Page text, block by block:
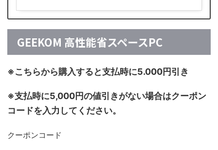
GEEKOM 高性能省スペースPC
※こちらから購入すると支払時に5.000円引き
※支払時に5,000円の値引きがない場合はクーポン
コードを入力してください。
クーポンコード